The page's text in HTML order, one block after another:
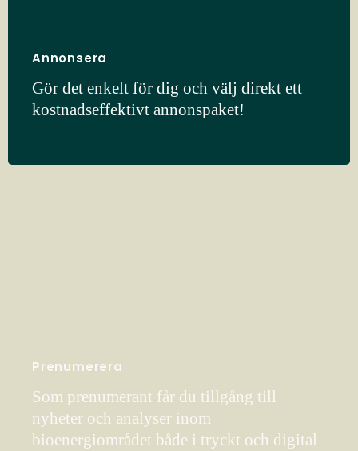
Annonsera
Gör det enkelt för dig och välj direkt ett
kostnadseffektivt annonspaket!
Prenumerera
Som prenumerant får du tillgång till
nyheter och analyser inom
bioenergiområdet både i tryckt och digital